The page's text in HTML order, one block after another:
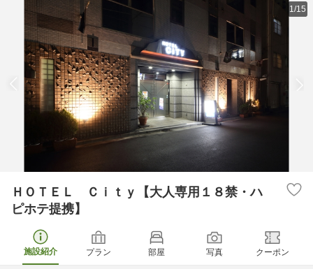
1/15
ＨＯＴＥＬ Ｃｉｔｙ【大人専用１８禁・ハ
ピホテ提携】
施設紹介 プラン 部屋 写真 クーポン